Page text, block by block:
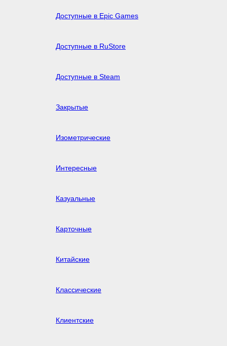
Доступные в Epic Games
Доступные в RuStore
Доступные в Steam
Закрытые
Изометрические
Интересные
Казуальные
Карточные
Китайские
Классические
Клиентские